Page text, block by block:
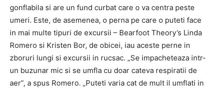
gonflabila si are un fund curbat care o va centra peste
umeri. Este, de asemenea, o perna pe care o puteti face
in mai multe tipuri de excursii – Bearfoot Theory’s Linda
Romero si Kristen Bor, de obicei, iau aceste perne in
zboruri lungi si excursii in rucsac. „Se impacheteaza intr-
un buzunar mic si se umfla cu doar cateva respiratii de
aer”, a spus Romero. „Puteti varia cat de mult il umflati in